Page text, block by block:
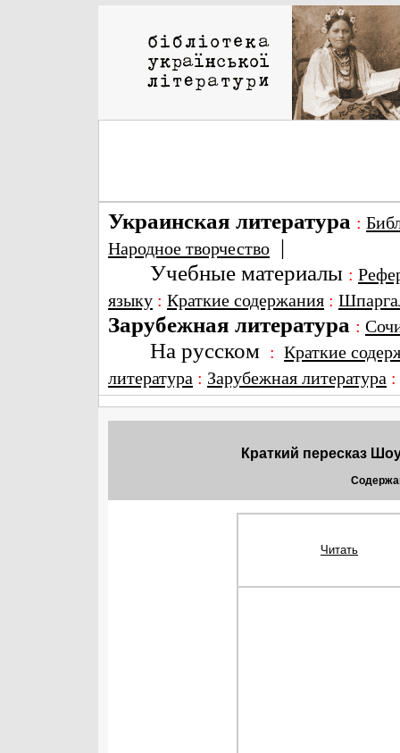
Украинская литература :
Народное творчество |
Учебные материалы :
языку : Краткие содержания :
Зарубежная литература :
На русском : Краткие
литература : Зарубежная литература
Краткий пересказ
Читать